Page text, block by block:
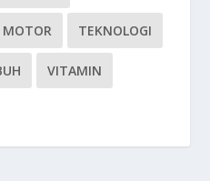
MOTOR TEKNOLOGI
VITAMIN